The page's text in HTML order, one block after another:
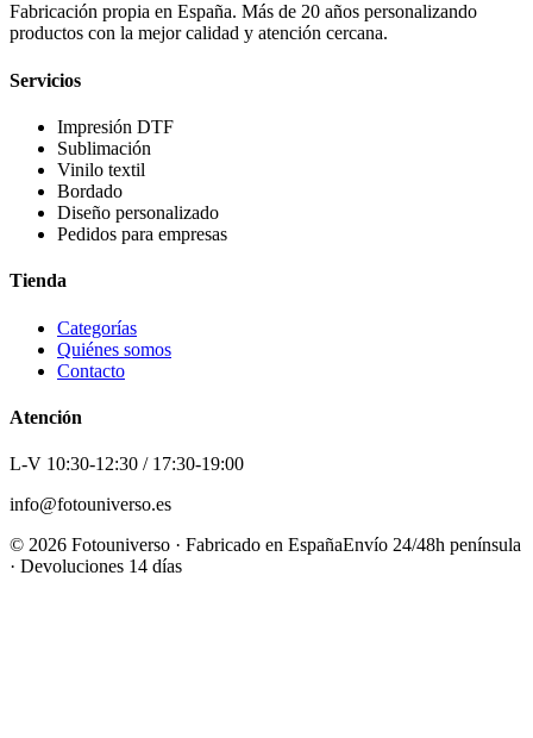
Fabricación propia en España. Más de 20 años personalizando
productos con la mejor calidad y atención cercana.
Servicios
Impresión DTF
Sublimación
Vinilo textil
Bordado
Diseño personalizado
Pedidos para empresas
Tienda
Categorías
Quiénes somos
Contacto
Atención
L-V 10:30-12:30 / 17:30-19:00
info@fotouniverso.es
© 2026 Fotouniverso · Fabricado en EspañaEnvío 24/48h península
· Devoluciones 14 días